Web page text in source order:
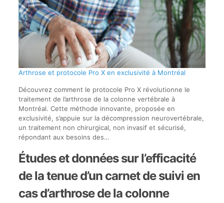
Arthrose et protocole Pro X en exclusivité à Montréal
Découvrez comment le protocole Pro X révolutionne le
traitement de l’arthrose de la colonne vertébrale à
Montréal. Cette méthode innovante, proposée en
exclusivité, s’appuie sur la décompression neurovertébrale,
un traitement non chirurgical, non invasif et sécurisé,
répondant aux besoins des…
Études et données sur l’efficacité
de la tenue d’un carnet de suivi en
cas d’arthrose de la colonne